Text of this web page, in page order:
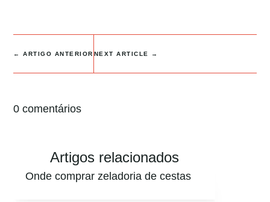
←ARTIGO ANTERIOR NEXT ARTICLE →
0 comentários
Artigos relacionados
Onde comprar zeladoria de cestas